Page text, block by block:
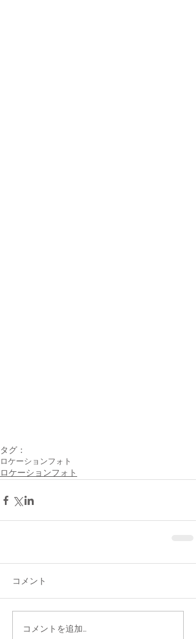
タグ：
ロケーションフォト
ロケーションフォト
コメント
コメントを追加…